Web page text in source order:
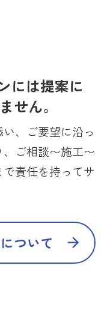
には提案に
せん。
、ご要望に沿っ
ご相談〜施工〜
責任を持ってサ
ついて